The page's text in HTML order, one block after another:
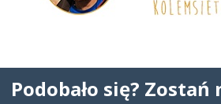
Podobało się? Zostań